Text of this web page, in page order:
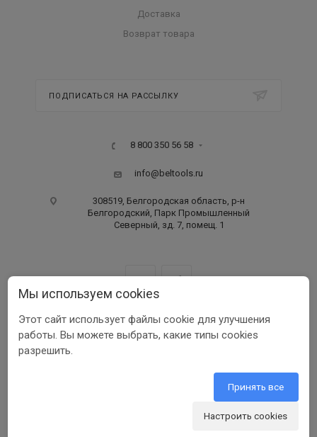
Доставка
Возврат товара
ПОДПИСАТЬСЯ НА РАССЫЛКУ
8 800 350 56 58
info@beltools.ru
308519, Белгородская область, р-н
Белгородский, Парк Промышленный
Северный, зд. 7, помещ. 1
ООО ПФ «РУССКИЙ ИНСТРУМЕНТ» ИНН 3123401255
Мы используем cookies
Этот сайт использует файлы cookie для улучшения
работы. Вы можете выбрать, какие типы cookies
разрешить.
Настроить cookies
Принять все